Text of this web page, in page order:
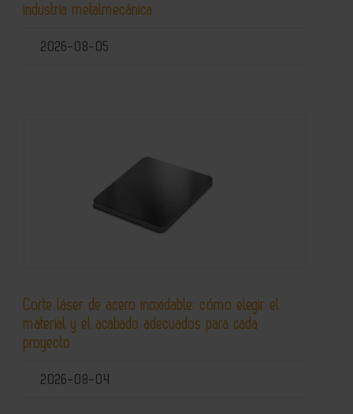
industria metalmecánica
2026-08-05
Corte láser de acero inoxidable: cómo elegir el
material y el acabado adecuados para cada
proyecto
2026-08-04